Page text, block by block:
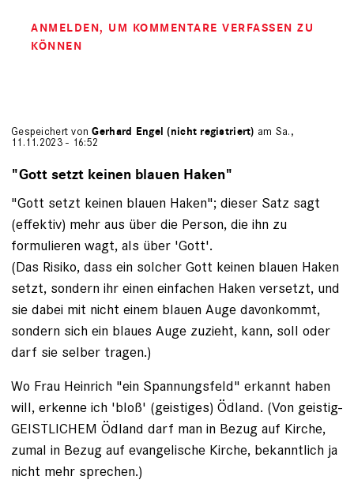
ANMELDEN, UM KOMMENTARE VERFASSEN ZU
KÖNNEN
Gespeichert vonGerhard Engel (nicht registriert) am Sa.,
11.11.2023 - 16:52
"Gott setzt keinen blauen Haken"
"Gott setzt keinen blauen Haken"; dieser Satz sagt
(effektiv) mehr aus über die Person, die ihn zu
formulieren wagt, als über 'Gott'.
(Das Risiko, dass ein solcher Gott keinen blauen Haken
setzt, sondern ihr einen einfachen Haken versetzt, und
sie dabei mit nicht einem blauen Auge davonkommt,
sondern sich ein blaues Auge zuzieht, kann, soll oder
darf sie selber tragen.)
Wo Frau Heinrich "ein Spannungsfeld" erkannt haben
will, erkenne ich 'bloß' (geistiges) Ödland. (Von geistig-
GEISTLICHEM Ödland darf man in Bezug auf Kirche,
zumal in Bezug auf evangelische Kirche, bekanntlich ja
nicht mehr sprechen.)